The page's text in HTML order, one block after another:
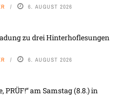
6. AUGUST 2026
zu drei Hinterhoflesungen
6. AUGUST 2026
PRÜF!“ am Samstag (8.8.) in